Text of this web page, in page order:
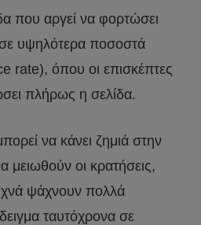
που αργεί να φορτώσει
υψηλότερα ποσοστά
rate), όπου οι επισκέπτες
πλήρως η σελίδα.
να κάνει ζημιά στην
μειωθούν οι κρατήσεις,
ψάχνουν πολλά
ταυτόχρονα σε